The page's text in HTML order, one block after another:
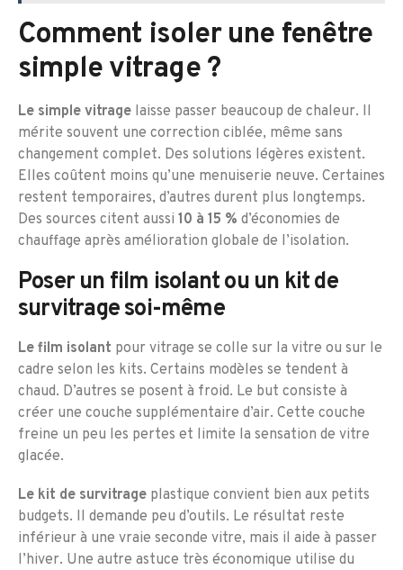
Comment isoler une fenêtre
simple vitrage ?
Le simple vitrage laisse passer beaucoup de chaleur. Il
mérite souvent une correction ciblée, même sans
changement complet. Des solutions légères existent.
Elles coûtent moins qu’une menuiserie neuve. Certaines
restent temporaires, d’autres durent plus longtemps.
Des sources citent aussi 10 à 15 % d’économies de
chauffage après amélioration globale de l’isolation.
Poser un film isolant ou un kit de
survitrage soi-même
Le film isolant pour vitrage se colle sur la vitre ou sur le
cadre selon les kits. Certains modèles se tendent à
chaud. D’autres se posent à froid. Le but consiste à
créer une couche supplémentaire d’air. Cette couche
freine un peu les pertes et limite la sensation de vitre
glacée.
Le kit de survitrage plastique convient bien aux petits
budgets. Il demande peu d’outils. Le résultat reste
inférieur à une vraie seconde vitre, mais il aide à passer
l’hiver. Une autre astuce très économique utilise du